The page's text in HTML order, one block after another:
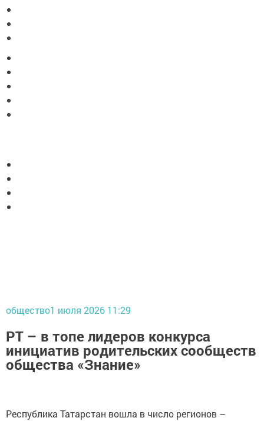
общество1 июля 2026 11:29
РТ – в топе лидеров конкурса
инициатив родительских сообществ
общества «Знание»
Республика Татарстан вошла в число регионов –